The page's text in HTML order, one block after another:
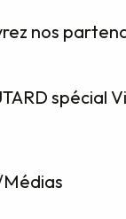
nos
spécial